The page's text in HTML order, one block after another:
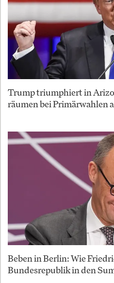
Trump triumphiert in
räumen bei Primärwahlen
Beben in Berlin: Wie
Bundesrepublik in den